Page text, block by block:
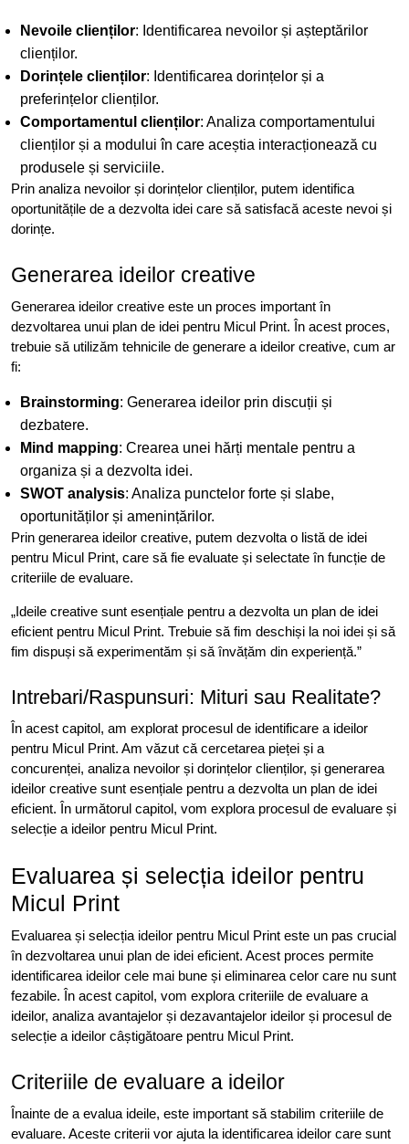
Nevoile clienților: Identificarea nevoilor și așteptărilor
clienților.
Dorințele clienților: Identificarea dorințelor și a
preferințelor clienților.
Comportamentul clienților: Analiza comportamentului
clienților și a modului în care aceștia interacționează cu
produsele și serviciile.
Prin analiza nevoilor și dorințelor clienților, putem identifica
oportunitățile de a dezvolta idei care să satisfacă aceste nevoi și
dorințe.
Generarea ideilor creative
Generarea ideilor creative este un proces important în
dezvoltarea unui plan de idei pentru Micul Print. În acest proces,
trebuie să utilizăm tehnicile de generare a ideilor creative, cum ar
fi:
Brainstorming: Generarea ideilor prin discuții și
dezbatere.
Mind mapping: Crearea unei hărți mentale pentru a
organiza și a dezvolta idei.
SWOT analysis: Analiza punctelor forte și slabe,
oportunităților și amenințărilor.
Prin generarea ideilor creative, putem dezvolta o listă de idei
pentru Micul Print, care să fie evaluate și selectate în funcție de
criteriile de evaluare.
„Ideile creative sunt esențiale pentru a dezvolta un plan de idei
eficient pentru Micul Print. Trebuie să fim deschiși la noi idei și să
fim dispuși să experimentăm și să învățăm din experiență.”
Intrebari/Raspunsuri: Mituri sau Realitate?
În acest capitol, am explorat procesul de identificare a ideilor
pentru Micul Print. Am văzut că cercetarea pieței și a
concurenței, analiza nevoilor și dorințelor clienților, și generarea
ideilor creative sunt esențiale pentru a dezvolta un plan de idei
eficient. În următorul capitol, vom explora procesul de evaluare și
selecție a ideilor pentru Micul Print.
Evaluarea și selecția ideilor pentru
Micul Print
Evaluarea și selecția ideilor pentru Micul Print este un pas crucial
în dezvoltarea unui plan de idei eficient. Acest proces permite
identificarea ideilor cele mai bune și eliminarea celor care nu sunt
fezabile. În acest capitol, vom explora criteriile de evaluare a
ideilor, analiza avantajelor și dezavantajelor ideilor și procesul de
selecție a ideilor câștigătoare pentru Micul Print.
Criteriile de evaluare a ideilor
Înainte de a evalua ideile, este important să stabilim criteriile de
evaluare. Aceste criterii vor ajuta la identificarea ideilor care sunt